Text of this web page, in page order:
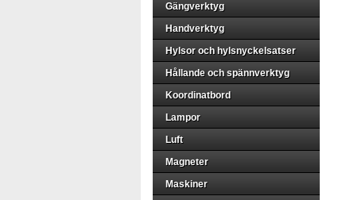
Gängverktyg
Handverktyg
Hylsor och hylsnyckelsatser
Hållande och spännverktyg
Koordinatbord
Lampor
Luft
Magneter
Maskiner